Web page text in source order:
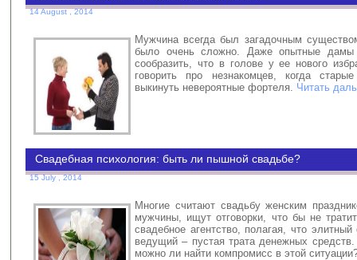
14 August , 2014
Мужчина всегда был загадочным
было очень сложно. Даже опытные дамы
сообразить, что в голове у ее нового
говорить про незнакомцев, когда
выкинуть невероятные фортеля. Читать
Свадебная психология: быть ли пышной свадьбе?
15 July , 2014
Многие считают свадьбу женским
мужчины, ищут отговорки, что бы не
свадебное агентство, полагая, что
ведущий – пустая трата денежных
можно ли найти компромисс в этой